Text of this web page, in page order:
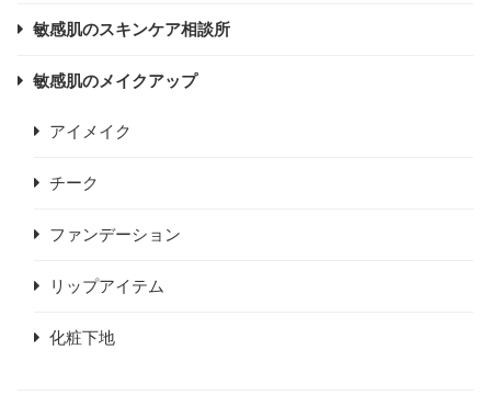
敏感肌のスキンケア相談所
敏感肌のメイクアップ
アイメイク
チーク
ファンデーション
リップアイテム
化粧下地